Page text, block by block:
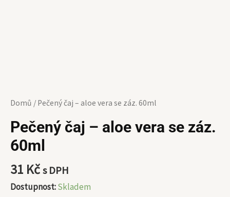
Domů / Pečený čaj – aloe vera se záz. 60ml
Pečený čaj – aloe vera se záz.
60ml
31 Kčs DPH
Dostupnost:Skladem